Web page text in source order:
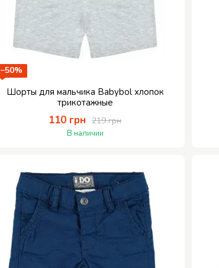
−50%
Шорты для мальчика Babybol хлопок
трикотажные
219 грн
110 грн
В наличии